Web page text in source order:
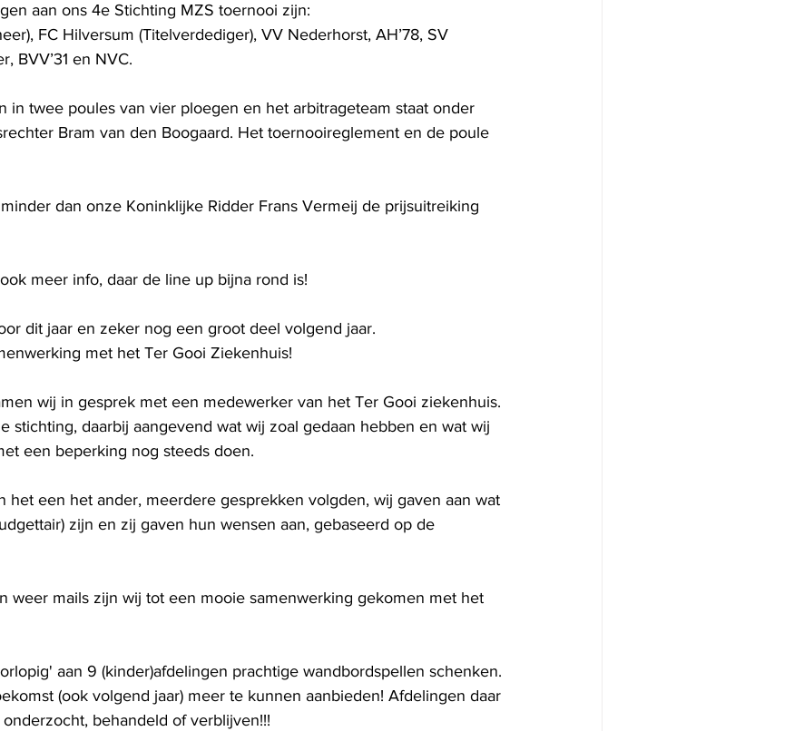
aan ons 4e Stichting MZS toernooi zijn:
FC Hilversum (Titelverdediger), VV Nederhorst, AH’78, SV
BVV’31 en NVC.
in twee poules van vier ploegen en het arbitrageteam staat onder
Bram van den Boogaard. Het toernooireglement en de poule
dan onze Koninklijke Ridder Frans Vermeij de prijsuitreiking
meer info, daar de line up bijna rond is!
dit jaar en zeker nog een groot deel volgend jaar.
met het Ter Gooi Ziekenhuis!
wij in gesprek met een medewerker van het Ter Gooi ziekenhuis.
stichting, daarbij aangevend wat wij zoal gedaan hebben en wat wij
een beperking nog steeds doen.
het een het ander, meerdere gesprekken volgden, wij gaven aan wat
zijn en zij gaven hun wensen aan, gebaseerd op de
weer mails zijn wij tot een mooie samenwerking gekomen met het
aan 9 (kinder)afdelingen prachtige wandbordspellen schenken.
(ook volgend jaar) meer te kunnen aanbieden! Afdelingen daar
behandeld of verblijven!!!